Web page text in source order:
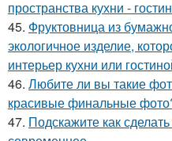
пространства кухни -
45. Фруктовница из
экологичное изделие,
интерьер кухни или
46. Любите ли вы такие
красивые финальные
47. Подскажите как